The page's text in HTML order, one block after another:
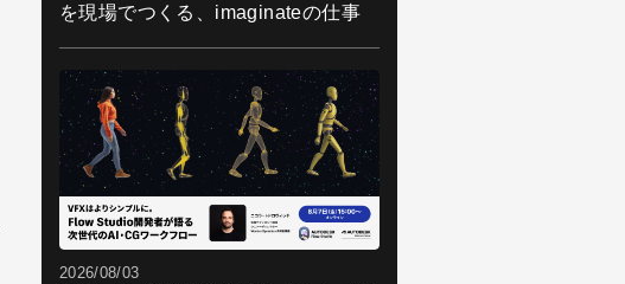
を現場でつくる、imaginateの仕事
2026/08/03